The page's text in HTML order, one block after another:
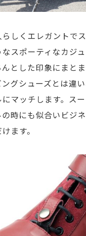
しくエレガントで
スポーティなカジ
とした印象にまと
グシューズとは違
マッチします。スー
時にも似合いビジ
ます。